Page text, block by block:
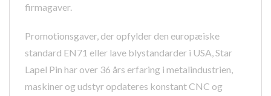
firmagaver.
Promotionsgaver, der opfylder den europæiske
standard EN71 eller lave blystandarder i USA, Star
Lapel Pin har over 36 års erfaring i metalindustrien,
maskiner og udstyr opdateres konstant CNC og